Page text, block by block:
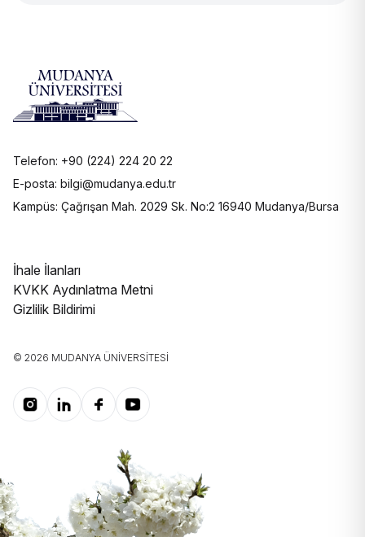
Telefon: +90 (224) 224 20 22
E-posta: bilgi@mudanya.edu.tr
Kampüs: Çağrışan Mah. 2029 Sk. No:2 16940 Mudanya/Bursa
İhale İlanları
KVKK Aydınlatma Metni
Gizlilik Bildirimi
© 2026 MUDANYA ÜNIVERSITESI